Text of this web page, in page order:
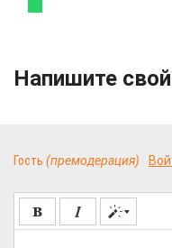
Напишите
Гость (премодерация)